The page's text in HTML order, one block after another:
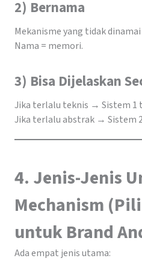
2) Bernama
Mekanisme yang tidak
Nama = memori.
3) Bisa Dijelaskan
Jika terlalu teknis → Sistem 1
Jika terlalu abstrak → Sistem
4. Jenis-Jenis
Mechanism
untuk Brand
Ada empat jenis utama: